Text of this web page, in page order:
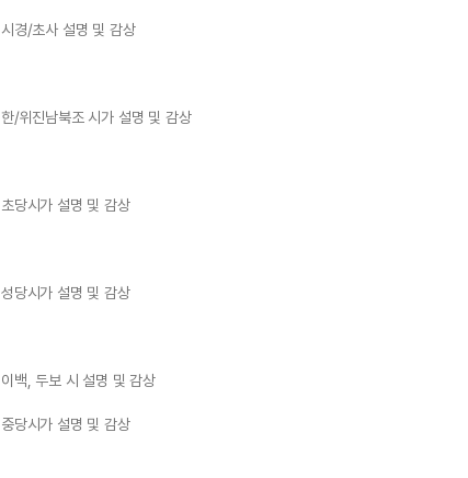
시경/초사 설명 및 감상
한/위진남북조 시가 설명 및 감상
초당시가 설명 및 감상
성당시가 설명 및 감상
이백, 두보 시 설명 및 감상
중당시가 설명 및 감상